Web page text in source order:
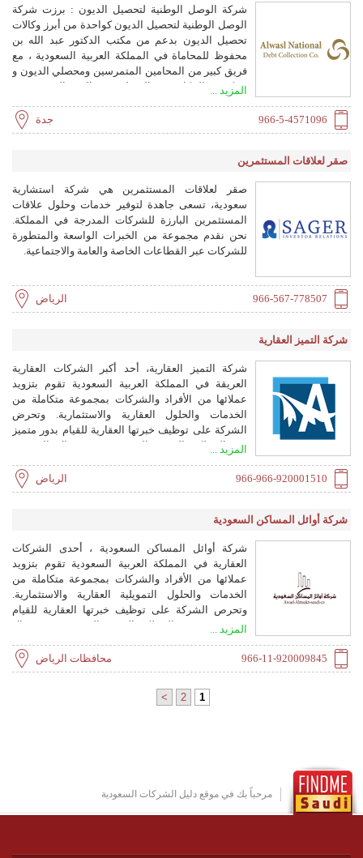
شركة الوصل الوطنية لتحصيل الديون : برزت شركة
الوصل الوطنية لتحصيل الديون كواحدة من أبرز وكالات
تحصيل الديون بدعم من مكتب الدكتور عبد الله بن
محفوظ للمحاماة في المملكة العربية السعودية ، مع
فريق كبير من المحامين المتمرسين ومحصلي الديون و
شبكة من المكاتب في المنطقة. يقع المقر الرئيسي في
العربية السعودية في الرياض والدمام. لدى المجموعة
في خدمتها عدد من المحامين المتميزين وذوي الخبرة
تدريباً جيداً الذين يقدمون حلولاً عملية للمشاكل
مجهزون بفريق مختص من المساعدين القانونيين
والموظفين الإداريين الذين يقدمون الدعم اللازم
للفريق القانوني. وبفضل هذه الجهود المشتركة ،
أصبحت الشركة لاعباً بارزاً في توفير الموارد القانونية
وموارد استرداد الديون لقطاعات الخدمات المالية
المزيد ...
966-5-4571096 جدة
صقر لعلاقات المستثمرين
صقر لعلاقات المستثمرين هي شركة استشارية
سعودية، تسعى جاهدة لتوفير خدمات وحلول علاقات
المستثمرين البارزة للشركات المدرجة في المملكة.
نحن نقدم مجموعة من الخبرات الواسعة والمتطورة
للشركات عبر القطاعات الخاصة والعامة والاجتماعية.
966-567-778507 الرياض
شركة التميز العقارية
شركة التميز العقارية، أحد أكبر الشركات العقارية
العريقة في المملكة العربية السعودية تقوم بتزويد
عملائها من الأفراد والشركات بمجموعة متكاملة من
الخدمات والحلول العقارية والاستثمارية. وتحرض
الشركة على توظيف خبرتها العقارية للقيام بدور متميز
في المملكة العربية السعودية في مجال التسويق
تنظيم العديد من الخدمات المشتركة لمختلف
القطاعات العامة في الخدمات التمويلية والعقارية
المزيد ...
966-966-920001510 الرياض
شركة أوائل المساكن السعودية
شركة أوائل المساكن السعودية ، أحدى الشركات
العقارية في المملكة العربية السعودية تقوم بتزويد
عملائها من الأفراد والشركات بمجموعة متكاملة من
الخدمات والحلول التمويلية العقارية والاستثمارية.
وتحرص الشركة على توظيف خبرتها العقارية للقيام
بدور متميز في المملكة العربية السعودية في مجال
رائد في تنظيم العديد من الخدمات المشتركة لمختلف
القطاعات العامة في الخدمات التمويلية والعقارية
المزيد ...
966-11-920009845 محافظات الرياض
1
2
>
مرحباً بك في موقع دليل الشركات السعودية